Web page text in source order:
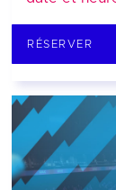
RÉSERVER